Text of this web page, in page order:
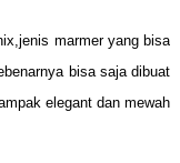
marmer yang bisa
bisa saja dibuat
elegant dan mewah